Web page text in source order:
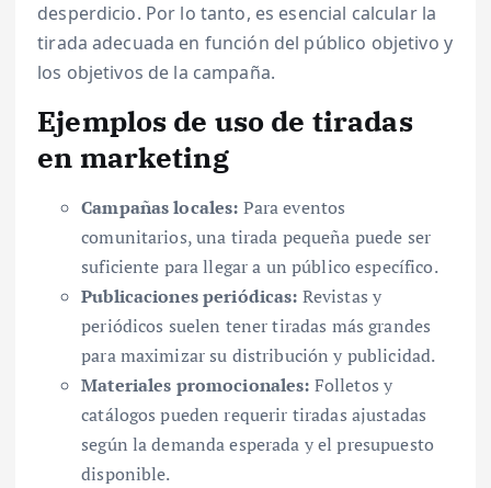
desperdicio. Por lo tanto, es esencial calcular la
tirada adecuada en función del público objetivo y
los objetivos de la campaña.
Ejemplos de uso de tiradas
en marketing
Campañas locales: Para eventos
comunitarios, una tirada pequeña puede ser
suficiente para llegar a un público específico.
Publicaciones periódicas: Revistas y
periódicos suelen tener tiradas más grandes
para maximizar su distribución y publicidad.
Materiales promocionales: Folletos y
catálogos pueden requerir tiradas ajustadas
según la demanda esperada y el presupuesto
disponible.